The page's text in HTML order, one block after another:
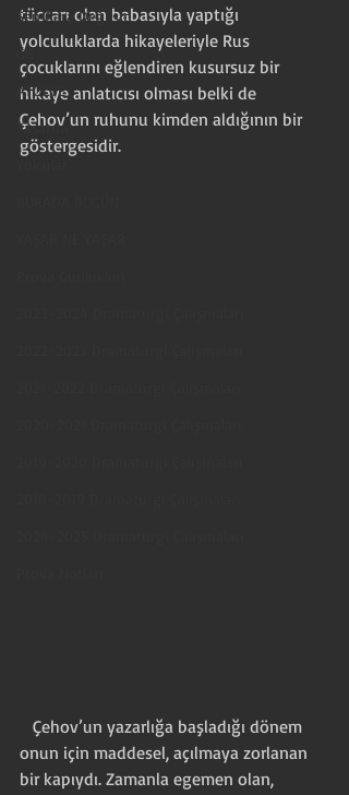
Sen Gara Değilsin
GG
ATÖLYE
Tasarım
tüccarı olan babasıyla yaptığı
yolculuklarda hikayeleriyle Rus
çocuklarını eğlendiren kusursuz bir
hikaye anlatıcısı olması belki de
Çehov’un ruhunu kimden aldığının bir
göstergesidir.
onun için maddesel, açılmaya zorlanan
bir kapıydı. Zamanla egemen olan,